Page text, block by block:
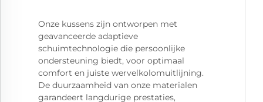
Onze kussens zijn ontworpen met
geavanceerde adaptieve
schuimtechnologie die persoonlijke
ondersteuning biedt, voor optimaal
comfort en juiste wervelkolomuitlijning.
De duurzaamheid van onze materialen
garandeert langdurige prestaties,